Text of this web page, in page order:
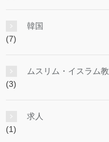
韓国
(7)
ムスリム・イスラム教
(3)
求人
(1)